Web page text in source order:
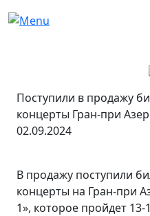
Поступили в продажу
концерты Гран-при
02.09.2024
В продажу поступили
концерты на Гран-при
1», которое пройдет 13-